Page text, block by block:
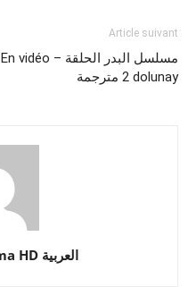
Article suivant
En vidéo – مسلسل البدر الحلقة
2 مترجمة dolunay
Turkish Drama HD العربية